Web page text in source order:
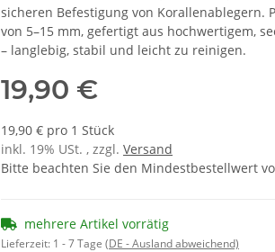
sicheren Befestigung von Korallenablegern.
von 5–15 mm, gefertigt aus hochwertigem,
– langlebig, stabil und leicht zu reinigen.
19,90 €
19,90 € pro 1 Stück
inkl. 19% USt. , zzgl. Versand
Bitte beachten Sie den Mindestbestellwert
mehrere Artikel vorrätig
Lieferzeit: 1 - 7 Tage (DE - Ausland abweichend)